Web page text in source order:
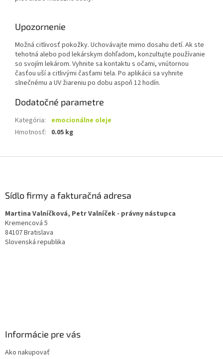
Upozornenie
Možná citlivosť pokožky. Uchovávajte mimo dosahu detí. Ak ste
tehotná alebo pod lekárskym dohľadom, konzultujte používanie
so svojím lekárom. Vyhnite sa kontaktu s očami, vnútornou
časťou uší a citlivými časťami tela. Po aplikácii sa vyhnite
slnečnému a UV žiareniu po dobu aspoň 12 hodín.
Dodatočné parametre
Kategória:
emocionálne oleje
Hmotnosť: 0.05 kg
Sídlo firmy a fakturačná adresa
Martina Valníčková, Petr Valníček - právny nástupca
Kremencová 5
84107 Bratislava
Slovenská republika
Informácie pre vás
Ako nakupovať